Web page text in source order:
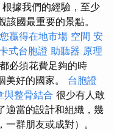
根據我們的經驗，至少
國最重要的景點。
贏得在地市場 空間 安
式台胞證 助聽器 原理
必須花費足夠的時
美好的國家。 台胞證
與整骨結合 很少有人敢
適當的設計和組織，幾
群朋友或成對）。